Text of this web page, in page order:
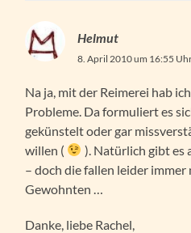
Helmut
8. April 2010 um 16:55
Na ja, mit der Reimerei hab
Probleme. Da formuliert es
gekünstelt oder gar
willen (
). Natürlich gibt es
– doch die fallen leider immer
Gewohnten …
Danke, liebe Rachel,